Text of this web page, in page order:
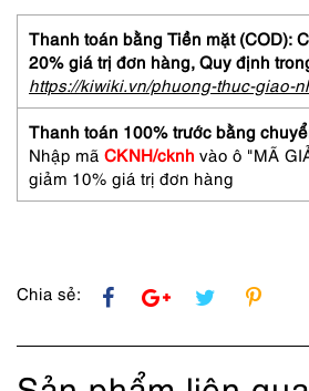
nữ-
Mới/Chưa
sử
dụng-
BLUEMARINE
BM
601
halfrim
eyeglasses
Thanh toán bằng Tiền mặt (COD):
20% giá trị đơn hàng, Quy định
https://kiwiki.vn/phuong-thuc-giao-
Thanh toán 100% trước bằng
Nhập mã CKNH/cknh vào ô "MÃ
giảm 10% giá trị đơn hàng
Chia sẻ: